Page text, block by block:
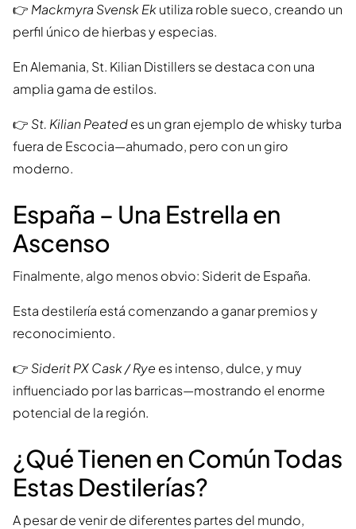
👉 Mackmyra Svensk Ekutiliza roble sueco, creando un
perfil único de hierbas y especias.
En Alemania, St. Kilian Distillers se destaca con una
amplia gama de estilos.
👉 St. Kilian Peatedes un gran ejemplo de whisky turba
fuera de Escocia—ahumado, pero con un giro
moderno.
España – Una Estrella en
Ascenso
Finalmente, algo menos obvio: Siderit de España.
Esta destilería está comenzando a ganar premios y
reconocimiento.
👉 Siderit PX Cask / Rye es intenso, dulce, y muy
influenciado por las barricas—mostrando el enorme
potencial de la región.
¿Qué Tienen en Común Todas
Estas Destilerías?
A pesar de venir de diferentes partes del mundo,